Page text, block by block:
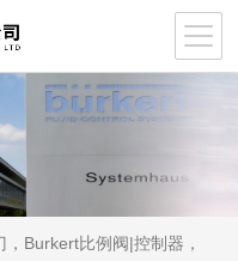
Burkert比例阀|控制器，